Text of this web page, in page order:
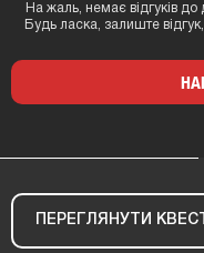
На жаль, немає відгуків
Будь ласка, залиште
ПЕРЕГЛЯНУТИ